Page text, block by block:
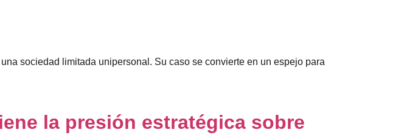
sociedad limitada unipersonal. Su caso se convierte en un espejo para
la presión estratégica sobre